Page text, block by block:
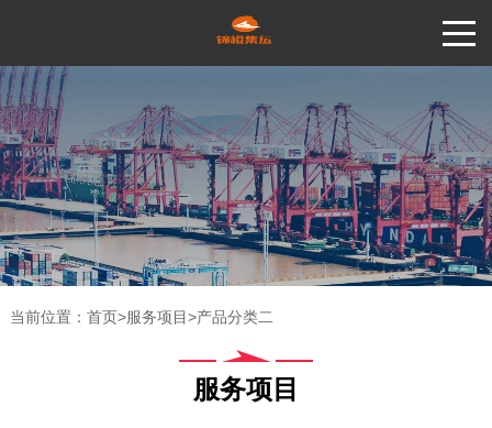
当前位置： 首页>服务项目>产品分类二
服务项目